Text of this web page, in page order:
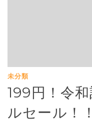
未分類
199円！令
ルセール！